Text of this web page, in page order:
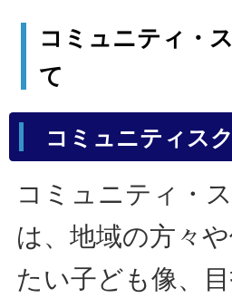
コミュニティ・
て
コミュニティス
コミュニティ・
は、地域の方々
たい子ども像、